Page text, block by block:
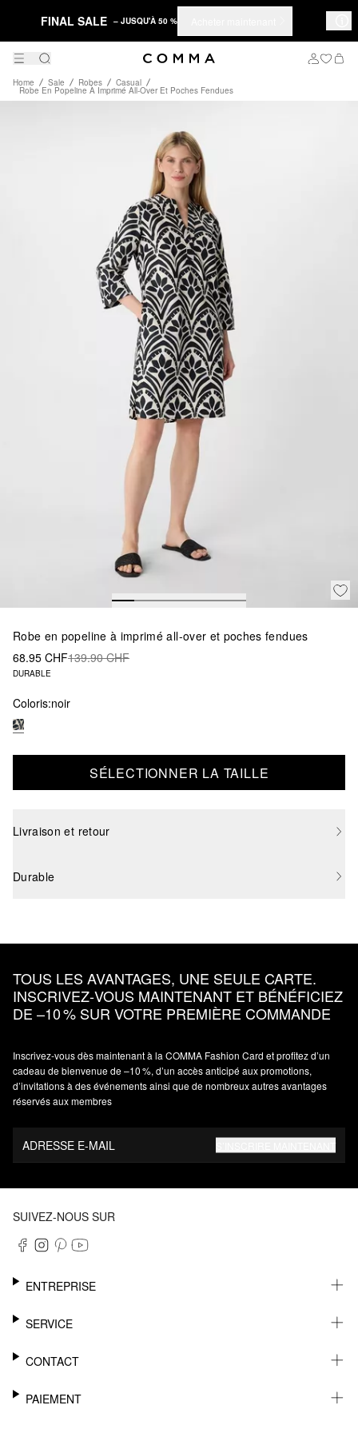
FINAL SALE – JUSQU'À 50 %
Home Sale Robes Casual
Robe En Popeline À Imprimé All-Over Et Poches Fendues
Robe en popeline à imprimé all-over et poches fendues
68.95 CHF139.90 CHF
DURABLE
Coloris:noir
SÉLECTIONNER LA TAILLE
Livraison et retour
Durable
TOUS LES AVANTAGES, UNE SEULE CARTE.
INSCRIVEZ‑VOUS MAINTENANT ET BÉNÉFICIEZ
DE –10 % SUR VOTRE PREMIÈRE COMMANDE
Inscrivez‑vous dès maintenant à la COMMA Fashion Card et profitez d’un
cadeau de bienvenue de –10 %, d’un accès anticipé aux promotions,
d’invitations à des événements ainsi que de nombreux autres avantages
réservés aux membres
ADRESSE E-MAIL
SUIVEZ-NOUS SUR
ENTREPRISE
CARRIÈRE
SERVICE
NEWSLETTER
MÉMO
CONTACT
AIDE
PAIEMENT